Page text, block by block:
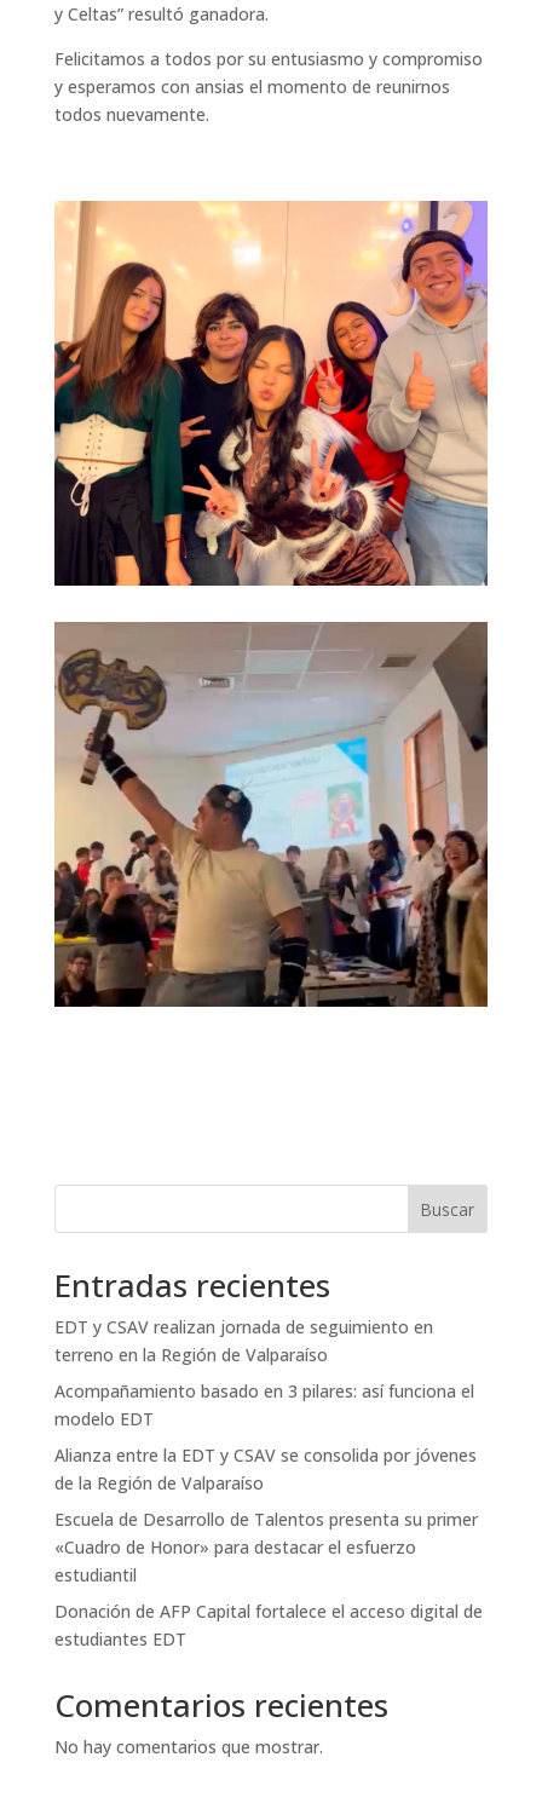
y Celtas” resultó ganadora.
Felicitamos a todos por su entusiasmo y compromiso
y esperamos con ansias el momento de reunirnos
todos nuevamente.
Buscar
Entradas recientes
EDT y CSAV realizan jornada de seguimiento en
terreno en la Región de Valparaíso
Acompañamiento basado en 3 pilares: así funciona el
modelo EDT
Alianza entre la EDT y CSAV se consolida por jóvenes
de la Región de Valparaíso
Escuela de Desarrollo de Talentos presenta su primer
«Cuadro de Honor» para destacar el esfuerzo
estudiantil
Donación de AFP Capital fortalece el acceso digital de
estudiantes EDT
Comentarios recientes
No hay comentarios que mostrar.